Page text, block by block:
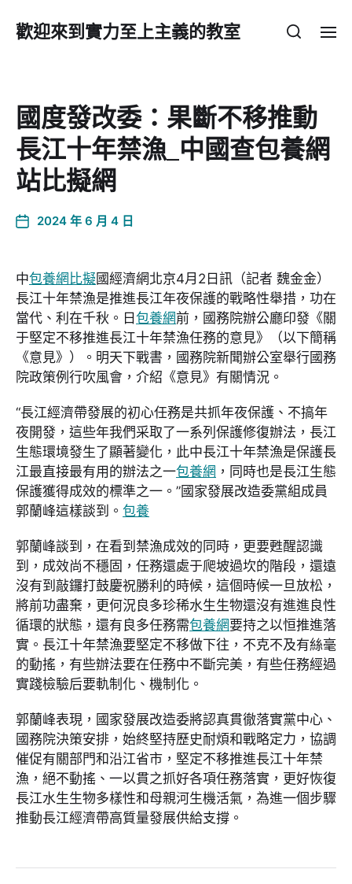
歡迎來到實力至上主義的教室
國度發改委：果斷不移推動
長江十年禁漁_中國查包養網
站比擬網
2024 年 6 月 4 日
中包養網比擬 國經濟網北京4月2日訊（記者 魏金金）
長江十年禁漁是推進長江年夜保護的戰略性舉措，功在
當代、利在千秋。日 包養網前，國務院辦公廳印發《關
于堅定不移推進長江十年禁漁任務的意見》（以下簡稱
《意見》）。明天下戰書，國務院新聞辦公室舉行國務
院政策例行吹風會，介紹《意見》有關情況。
“長江經濟帶發展的初心任務是共抓年夜保護、不搞年
夜開發，這些年我們采取了一系列保護修復辦法，長江
生態環境發生了顯著變化，此中長江十年禁漁是保護長
江最直接最有用的辦法之一包養網 ，同時也是長江生態
保護獲得成效的標準之一。”國家發展改造委黨組成員
郭蘭峰這樣談到。 包養
郭蘭峰談到，在看到禁漁成效的同時，更要甦醒認識
到，成效尚不穩固，任務還處于爬坡過坎的階段，還遠
沒有到敲鑼打鼓慶祝勝利的時候，這個時候一旦放松，
將前功盡棄，更何況良多珍稀水生生物還沒有進進良性
循環的狀態，還有良多任務需包養網要持之以恒推進落
實。長江十年禁漁要堅定不移做下往，不克不及有絲毫
的動搖，有些辦法要在任務中不斷完美，有些任務經過
實踐檢驗后要軌制化、機制化。
郭蘭峰表現，國家發展改造委將認真貫徹落實黨中心、
國務院決策安排，始終堅持歷史耐煩和戰略定力，協調
催促有關部門和沿江省市，堅定不移推進長江十年禁
漁，絕不動搖、一以貫之抓好各項任務落實，更好恢復
長江水生生物多樣性和母親河生機活氣，為進一個步驟
推動長江經濟帶高質量發展供給支撐。